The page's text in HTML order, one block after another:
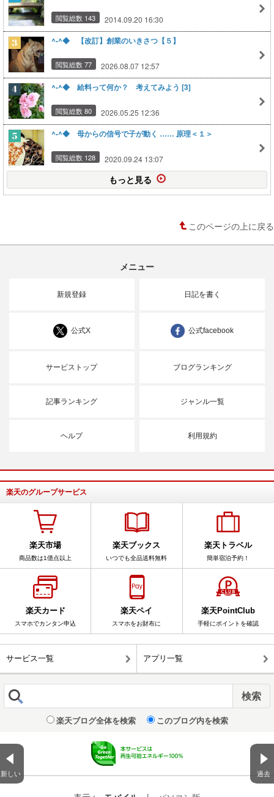
新しい 過去
閲覧総数 143 2014.09.20 16:30
^-^◆ 【改訂】創業のいきさつ【５】
閲覧総数 77 2026.08.07 12:57
^-^◆ 給料って何か？ 考えてみよう [3]
閲覧総数 80 2026.05.25 12:36
^-^◆ 母からの信号で子が動く …… 原理＜１＞
閲覧総数 128 2020.09.24 13:07
もっと見る
このページの上に戻る
メニュー
新規登録 日記を書く
公式X 公式facebook
サービストップ ブログランキング
記事ランキング ジャンル一覧
ヘルプ 利用規約
楽天のグループサービス
楽天市場
商品数は1億点以上
楽天ブックス
いつでも全品送料無料
楽天トラベル
簡単宿泊予約！
楽天カード
スマホでカンタン申込
楽天ペイ
スマホをお財布に
楽天PointClub
手軽にポイントを確認
サービス一覧 アプリ一覧
楽天ブログ全体を検索 このブログ内を検索